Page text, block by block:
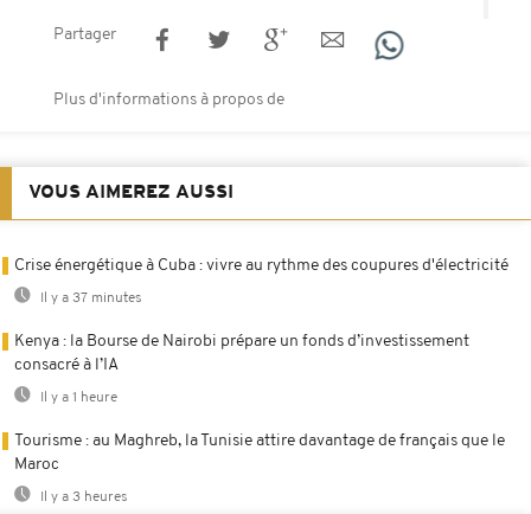
Partager
Plus d'informations à propos de
VOUS AIMEREZ AUSSI
Crise énergétique à Cuba : vivre au rythme des coupures d'électricité
Il y a 37 minutes
Kenya : la Bourse de Nairobi prépare un fonds d’investissement
consacré à l’IA
Il y a 1 heure
Tourisme : au Maghreb, la Tunisie attire davantage de français que le
Maroc
Il y a 3 heures